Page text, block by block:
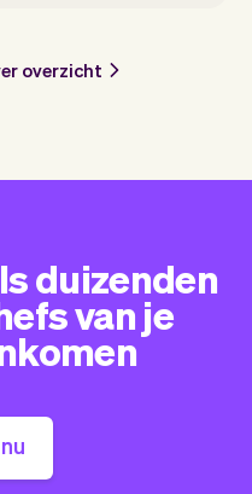
overzicht
duizenden
van je